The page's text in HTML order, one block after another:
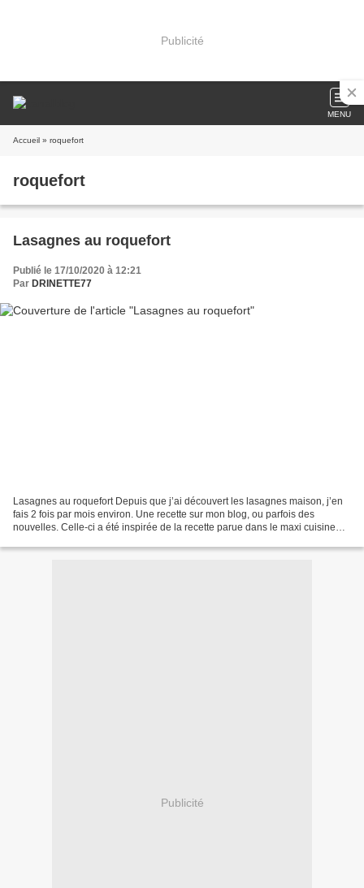
Publicité
MENU
Accueil » roquefort
roquefort
Lasagnes au roquefort
Publié le 17/10/2020 à 12:21
Par DRINETTE77
Lasagnes au roquefort Depuis que j’ai découvert les lasagnes maison, j’en
fais 2 fois par mois environ. Une recette sur mon blog, ou parfois des
nouvelles. Celle-ci a été inspirée de la recette parue dans le maxi cuisine
Publicité